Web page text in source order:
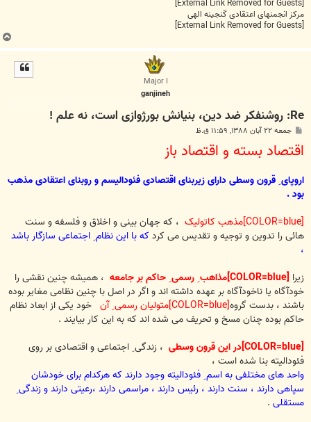
مرکز انجمنهای اعتقادی گنجینه الهی
ب
ا
Major I
ganjineh
Re: روشنفکر ضد دین، بنیانش بورژوازی است، نه علم !
پ
ت
جمعه ۲۲ آبان ۱۳۸۸, ۱۱:۵۹ ق.ظ
اقتصاد بسته و اقتصاد باز
اروپای ِ قرون وسطی دارای زیربنای اقتصادی فئودالیسم و روبنای اعتقادی مذهب
بود .
، که جهان بینی و اخلاق و فلسفه و سنت
هائی را تدوین و توجیه و تقدیس می کردکه با این نظام ِ اجتماعی سازگار باشد
زیرا[COLOR=blue]مذاهب ِ رسمی ِ حاکم بر جامعه
، همیشه چنین نقشی را
خودآگاه یا ناخودآگاه بر عهده داشته اند و اگر در اصل با چنین نظامی مغایر بوده
باشند ، بدست گروه[COLOR=blue]متولیان رسمی ِ آن
خود یکی از ابعاد نظام
حاکم بوده چنان مسخ و تحریف می شده اند که به این کار بیایند .
، زندگی ِ اجتماعی و اقتصادی بر روی
فئودالیته بنا شده است ،
واحد های مختلفی به اسم ِ فئودالیته وجود دارند که هرکدام برای خودشان
سپاهی دارند ، سنت دارند ، رئیس دارند ، مراسمی دارند ،رعیتی دارند و زندگی ِ
مستقلی